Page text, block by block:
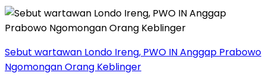
Sebut wartawan Londo Ireng, PWO IN Anggap Prabowo
Ngomongan Orang Keblinger